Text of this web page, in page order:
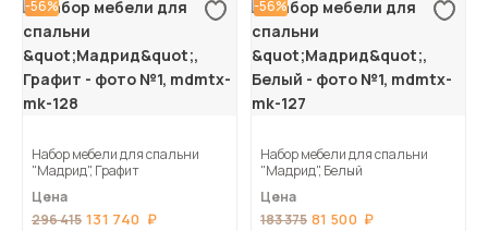
-56%
Набор мебели для спальни
"Мадрид", Графит
Цена
296 415 131 740
-56%
Набор мебели для спальни
"Мадрид", Белый
Цена
183 375 81 500